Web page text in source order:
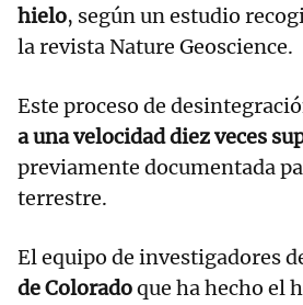
hielo, según un estudio
la revista Nature Geoscience.
Este proceso de
a una velocidad diez veces
previamente documentada
terrestre.
El equipo de investigadores
de Coloradoque ha hecho el